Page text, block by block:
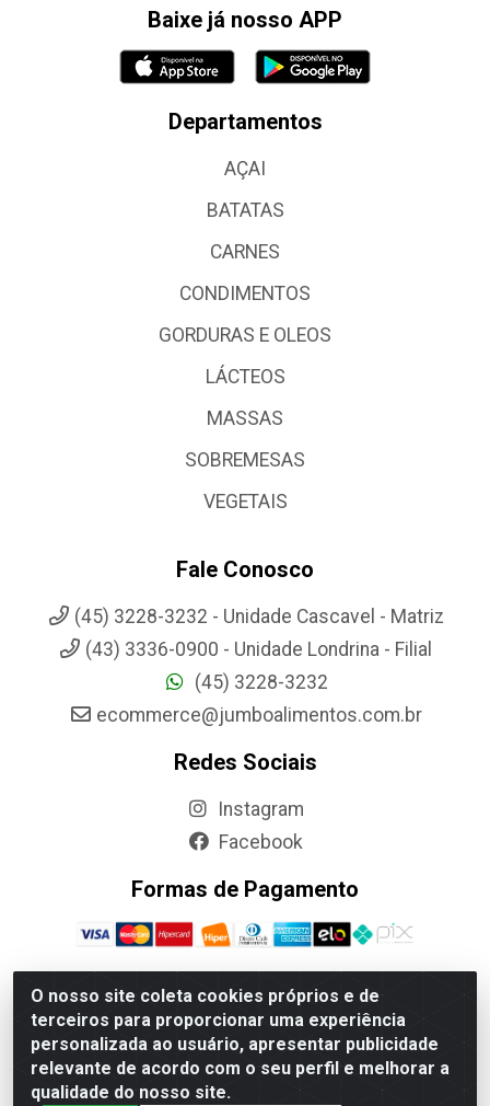
O nosso site coleta cookies próprios e de
terceiros para proporcionar uma experiência
personalizada ao usuário, apresentar publicidade
relevante de acordo com o seu perfil e melhorar a
qualidade do nosso site.
Baixe já nosso APP
Departamentos
AÇAI
BATATAS
CARNES
CONDIMENTOS
GORDURAS E OLEOS
LÁCTEOS
MASSAS
SOBREMESAS
VEGETAIS
Fale Conosco
(45) 3228-3232 - Unidade Cascavel - Matriz
(43) 3336-0900 - Unidade Londrina - Filial
(45) 3228-3232
ecommerce@jumboalimentos.com.br
Redes Sociais
Instagram
Facebook
Formas de Pagamento
Jumbo Alimentos Cascavel - Matriz - Rua Itatiba Do Sul, 161 -
Santos Dumont, Cascavel-PR - CEP 85804-700- CNPJ
85.522.043/0001-90